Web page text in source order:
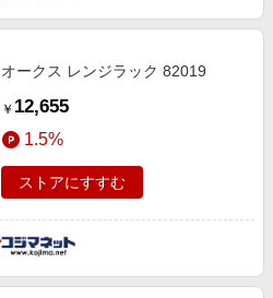
オークス レンジラック 82019
￥ 12,655
1.5%
ストアにすすむ